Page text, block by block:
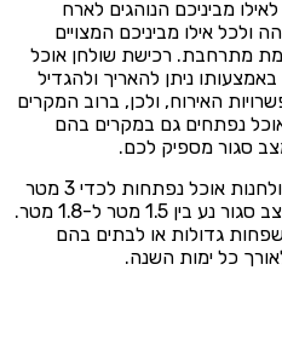
מביניכם הנוהגים לארח
ולכל אילו מביניכם המצויים
מתרחבת. רכישת שולחן אוכל
ניתן להאריך ולהגדיל
האירוח, ולכן, ברוב המקרים
נפתחים גם במקרים בהם
סגור מספיק לכם.
חשוב לציין שכיום תוכלו למצוא שולחנות אוכל נפתחות לכדי 3 מטר
ואף יותר, כאשר אורך השולחן במצב סגור נע בין 1.5 מטר ל-1.8 מטר.
גדולות או לבתים בהם
כל ימות השנה.